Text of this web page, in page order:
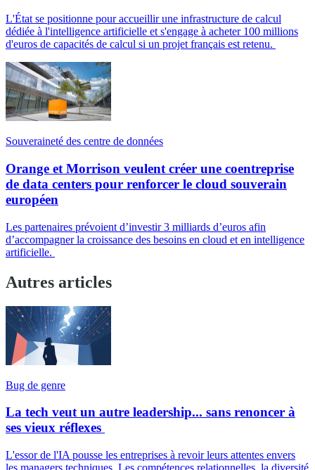
L'État se positionne pour accueillir une infrastructure de calcul
dédiée à l'intelligence artificielle et s'engage à acheter 100 millions
d'euros de capacités de calcul si un projet français est retenu.
Souveraineté des centre de données
Orange et Morrison veulent créer une coentreprise
de data centers pour renforcer le cloud souverain
européen
Les partenaires prévoient d’investir 3 milliards d’euros afin
d’accompagner la croissance des besoins en cloud et en intelligence
artificielle.
Autres articles
Bug de genre
La tech veut un autre leadership... sans renoncer à
ses vieux réflexes
L'essor de l'IA pousse les entreprises à revoir leurs attentes envers
les managers techniques. Les compétences relationnelles, la diversité